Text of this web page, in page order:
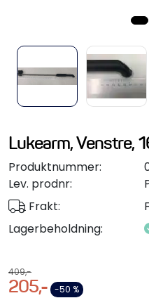
Lukearm, Venstre,
Produktnummer:
Lev. prodnr:
Frakt:
Lagerbeholdning:
409,-
205,- -50 %
Verktøy
Anoder
Brannslukkere
Motordeler